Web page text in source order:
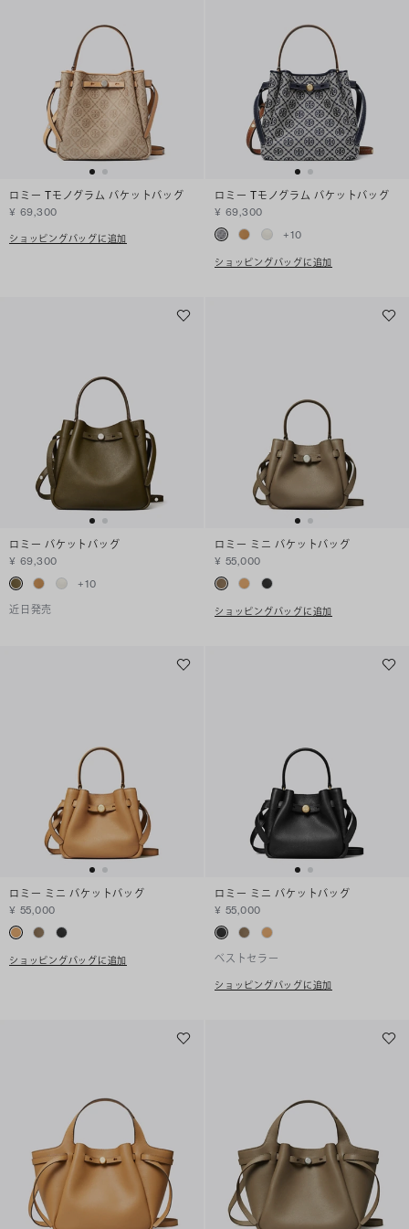
ロミー Tモノグラム バケットバッグ
¥ 69,300
ショッピングバッグに追加
ロミー Tモノグラム バケットバッグ
¥ 69,300
+10
ショッピングバッグに追加
ロミー バケットバッグ
¥ 69,300
+10
近日発売
ロミー ミニ バケットバッグ
¥ 55,000
ショッピングバッグに追加
ロミー ミニ バケットバッグ
¥ 55,000
ショッピングバッグに追加
ロミー ミニ バケットバッグ
¥ 55,000
ベストセラー
ショッピングバッグに追加